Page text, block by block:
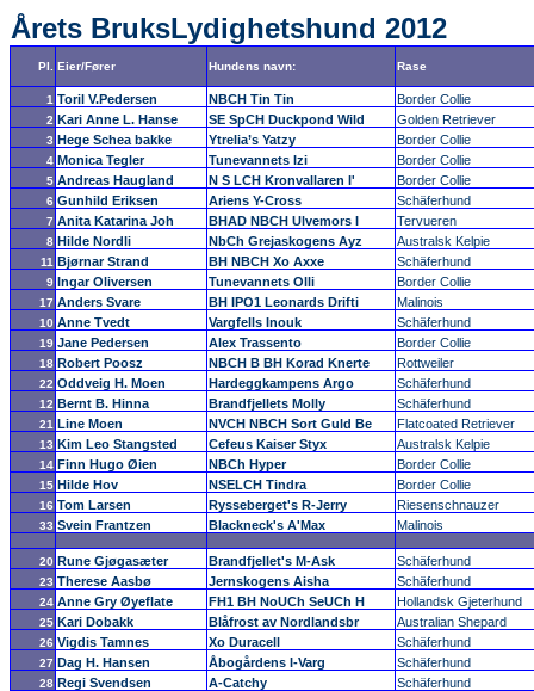
Årets BruksLydighetshund 2012
Pl. Eier/Fører Hundens navn: Rase
1 Toril V.Pedersen NBCH Tin Tin Border Collie
2 Kari Anne L. Hanse SE SpCH Duckpond Wild Golden Retriever
3 Hege Schea bakke Ytrelia’s Yatzy Border Collie
4 Monica Tegler Tunevannets Izi Border Collie
5 Andreas Haugland N S LCH Kronvallaren I' Border Collie
6 Gunhild Eriksen Ariens Y-Cross Schäferhund
7 Anita Katarina Joh BHAD NBCH Ulvemors I Tervueren
8 Hilde Nordli NbCh Grejaskogens Ayz Australsk Kelpie
11 Bjørnar Strand BH NBCH Xo Axxe Schäferhund
9 Ingar Oliversen Tunevannets Olli Border Collie
17 Anders Svare BH IPO1 Leonards Drifti Malinois
10 Anne Tvedt Vargfells Inouk Schäferhund
19 Jane Pedersen Alex Trassento Border Collie
18 Robert Poosz NBCH B BH Korad Knerte Rottweiler
22 Oddveig H. Moen Hardeggkampens Argo Schäferhund
12 Bernt B. Hinna Brandfjellets Molly Schäferhund
21 Line Moen NVCH NBCH Sort Guld Be Flatcoated Retriever
13 Kim Leo Stangsted Cefeus Kaiser Styx Australsk Kelpie
14 Finn Hugo Øien NBCh Hyper Border Collie
15 Hilde Hov NSELCH Tindra Border Collie
16 Tom Larsen Rysseberget's R-Jerry Riesenschnauzer
33 Svein Frantzen Blackneck's A'Max Malinois
20 Rune Gjøgasæter Brandfjellet's M-Ask Schäferhund
23 Therese Aasbø Jernskogens Aisha Schäferhund
24 Anne Gry Øyeflate FH1 BH NoUCh SeUCh H Hollandsk Gjeterhund
25 Kari Dobakk Blåfrost av Nordlandsbr Australian Shepard
26 Vigdis Tamnes Xo Duracell Schäferhund
27 Dag H. Hansen Åbogårdens I-Varg Schäferhund
28 Regi Svendsen A-Catchy Schäferhund